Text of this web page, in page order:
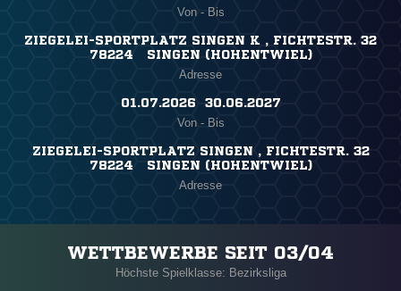
Von - Bis
ZIEGELEI-SPORTPLATZ SINGEN K , FICHTESTR. 32
78224 SINGEN (HOHENTWIEL)
Adresse
01.07.2026 ​ 30.06.2027
Von - Bis
ZIEGELEI-SPORTPLATZ SINGEN , FICHTESTR. 32
78224 SINGEN (HOHENTWIEL)
Adresse
WETTBEWERBE SEIT 03/04
Höchste Spielklasse: Bezirksliga